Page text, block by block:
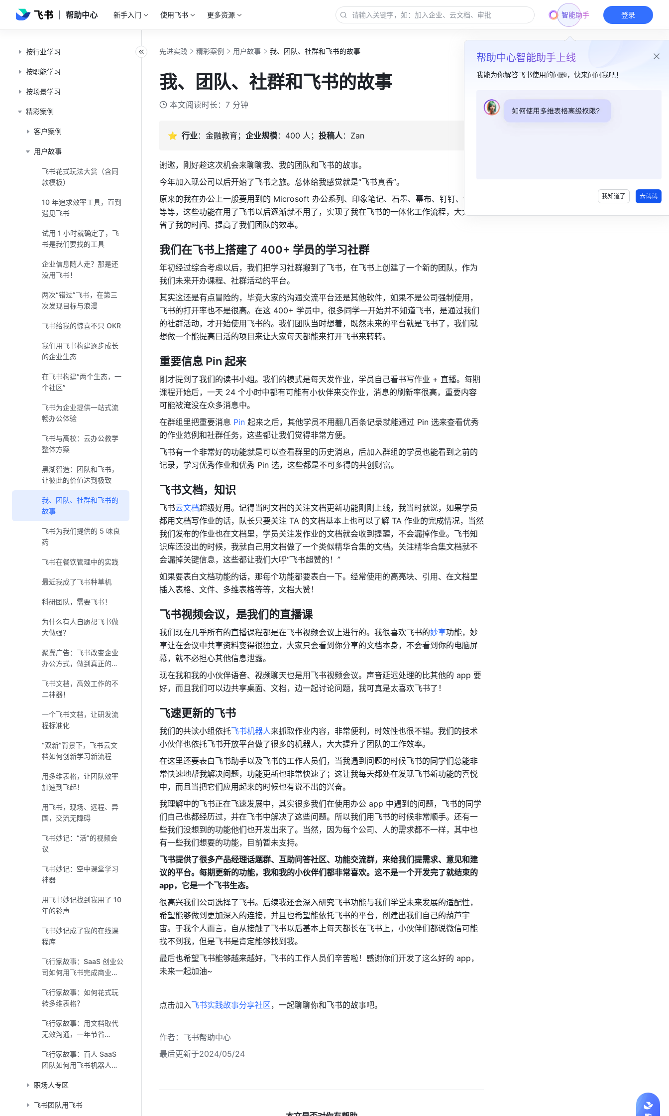
帮助中心 新手入门 使用飞书 更多资源 智能助手
帮助中心智能助手上线
我能为你解答飞书使用的问题，快来问问我吧！
我知道了 去试试
登录
按行业学习
按职能学习
按场景学习
精彩案例
客户案例
用户故事
飞书花式玩法大赏（含同
款模板）
10 年追求效率工具，直到
遇见飞书
试用 1 小时就确定了，飞
书是我们要找的工具
企业信息随人走？那是还
没用飞书！
两次“错过”飞书，在第三
次发现目标与浪漫
飞书给我的惊喜不只 OKR
我们用飞书构建逐步成长
的企业生态
在飞书构建“两个生态，一
个社区”
飞书为企业提供一站式流
畅办公体验
飞书与高校：云办公教学
整体方案
黑湖智造：团队和飞书，
让彼此的价值达到极致
我、团队、社群和飞书的
故事
飞书为我们提供的 5 味良
药
飞书在餐饮管理中的实践
最近我成了飞书种草机
科研团队，需要飞书！
为什么有人自愿帮飞书做
大做强？
聚冀广告：飞书改变企业
办公方式，做到真正的高
飞书文档，高效工作的不
二神器！
一个飞书文档，让研发流
程标准化
“双新”背景下，飞书云文
档如何创新学习新流程
用多维表格，让团队效率
加速到飞起！
用飞书，现场、远程、异
国，交流无障碍
飞书妙记：“活”的视频会
议
飞书妙记：空中课堂学习
神器
用飞书妙记找到我用了 10
年的铃声
飞书妙记成了我的在线课
程库
飞行家故事：SaaS 创业公
司如何用飞书完成商业化
飞行家故事：如何花式玩
转多维表格？
飞行家故事：用文档取代
无效沟通，一年节省
飞行家故事：百人 SaaS
团队如何用飞书机器人提
职场人专区
飞书团队用飞书
先进实践 精彩案例 用户故事 我、团队、社群和飞书的故事
我、团队、社群和飞书的故事
本文阅读时长：7 分钟
⭐️  行业：金融教育； 企业规模：400 人； 投稿人：Zan
谢邀，刚好趁这次机会来聊聊我、我的团队和飞书的故事。
今年加入现公司以后开始了飞书之旅。总体给我感觉就是“飞书真香”。
原来的我在办公上一般要用到的 Microsoft 办公系列、印象笔记、石墨、幕布、钉钉、讯飞
等等，这些功能在用了飞书以后逐渐就不用了，实现了我在飞书的一体化工作流程，大大节
省了我的时间、提高了我们团队的效率。
我们在飞书上搭建了 400+ 学员的学习社群
年初经过综合考虑以后，我们把学习社群搬到了飞书，在飞书上创建了一个新的团队，作为
我们未来开办课程、社群活动的平台。
其实这还是有点冒险的，毕竟大家的沟通交流平台还是其他软件，如果不是公司强制使用，
飞书的打开率也不是很高。在这 400+ 学员中，很多同学一开始并不知道飞书，是通过我们
的社群活动，才开始使用飞书的。我们团队当时想着，既然未来的平台就是飞书了，我们就
想做一个能提高日活的项目来让大家每天都能来打开飞书来转转。
重要信息 Pin 起来
刚才提到了我们的读书小组。我们的模式是每天发作业，学员自己看书写作业 + 直播。每期
课程开始后，一天 24 个小时中都有可能有小伙伴来交作业，消息的刷新率很高，重要内容
可能被淹没在众多消息中。
在群组里把重要消息 Pin 起来之后，其他学员不用翻几百条记录就能通过 Pin 选来查看优秀
的作业范例和社群任务，这些都让我们觉得非常方便。
飞书有一个非常好的功能就是可以查看群里的历史消息，后加入群组的学员也能看到之前的
记录，学习优秀作业和优秀 Pin 选，这些都是不可多得的共创财富。
飞书文档，知识
飞书云文档超级好用。记得当时文档的关注文档更新功能刚刚上线，我当时就说，如果学员
都用文档写作业的话，队长只要关注 TA 的文档基本上也可以了解 TA 作业的完成情况，当然
我们发布的作业也在文档里，学员关注发作业的文档就会收到提醒，不会漏掉作业。飞书知
识库还没出的时候，我就自己用文档做了一个类似精华合集的文档。关注精华合集文档就不
会漏掉关键信息，这些都让我们大呼“飞书超赞的！”
如果要表白文档功能的话，那每个功能都要表白一下。经常使用的高亮块、引用、在文档里
插入表格、文件、多维表格等等，文档大赞！
飞书视频会议，是我们的直播课
我们现在几乎所有的直播课程都是在飞书视频会议上进行的。我很喜欢飞书的妙享功能，妙
享让在会议中共享资料变得很独立，大家只会看到你分享的文档本身，不会看到你的电脑屏
幕，就不必担心其他信息泄露。
现在我和我的小伙伴语音、视频聊天也是用飞书视频会议。声音延迟处理的比其他的 app 要
好，而且我们可以边共享桌面、文档，边一起讨论问题，我可真是太喜欢飞书了！
飞速更新的飞书
我们的共读小组依托飞书机器人来抓取作业内容，非常便利，时效性也很不错。我们的技术
小伙伴也依托飞书开放平台做了很多的机器人，大大提升了团队的工作效率。
在这里还要表白飞书助手以及飞书的工作人员们，当我遇到问题的时候飞书的同学们总能非
常快速地帮我解决问题，功能更新也非常快速了；这让我每天都处在发现飞书新功能的喜悦
中，而且当把它们应用起来的时候也有说不出的兴奋。
我理解中的飞书正在飞速发展中，其实很多我们在使用办公 app 中遇到的问题，飞书的同学
们自己也都经历过，并在飞书中解决了这些问题。所以我们用飞书的时候非常顺手。还有一
些我们没想到的功能他们也开发出来了。当然，因为每个公司、人的需求都不一样，其中也
有一些我们想要的功能，目前暂未支持。
飞书提供了很多产品经理话题群、互助问答社区、功能交流群，来给我们提需求、意见和建
议的平台。每期更新的功能，我和我的小伙伴们都非常喜欢。这不是一个开发完了就结束的
app，它是一个飞书生态。
很高兴我们公司选择了飞书。后续我还会深入研究飞书功能与我们学堂未来发展的适配性，
希望能够做到更加深入的连接，并且也希望能依托飞书的平台，创建出我们自己的葫芦宇
宙。于我个人而言，自从接触了飞书以后基本上每天都长在飞书上，小伙伴们都说微信可能
找不到我，但是飞书是肯定能够找到我。
最后也希望飞书能够越来越好，飞书的工作人员们辛苦啦！感谢你们开发了这么好的 app，
未来一起加油~
点击加入飞书实践故事分享社区，一起聊聊你和飞书的故事吧。
作者 ： 飞书帮助中心
最后更新于2024/05/24
本篇目录